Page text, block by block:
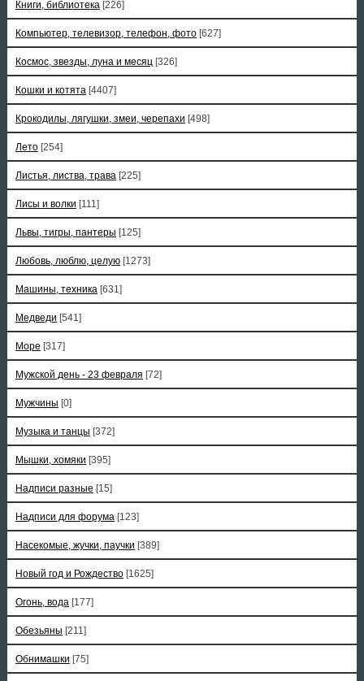
Книги, библиотека [226]
Компьютер, телевизор, телефон, фото [627]
Космос, звезды, луна и месяц [326]
Кошки и котята [4407]
Крокодилы, лягушки, змеи, черепахи [498]
Лето [254]
Листья, листва, трава [225]
Лисы и волки [111]
Львы, тигры, пантеры [125]
Любовь, люблю, целую [1273]
Машины, техника [631]
Медведи [541]
Море [317]
Мужской день - 23 февраля [72]
Мужчины [0]
Музыка и танцы [372]
Мышки, хомяки [395]
Надписи разные [15]
Надписи для форума [123]
Насекомые, жучки, паучки [389]
Новый год и Рождество [1625]
Огонь, вода [177]
Обезьяны [211]
Обнимашки [75]